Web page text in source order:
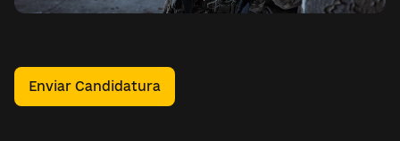
Enviar Candidatura